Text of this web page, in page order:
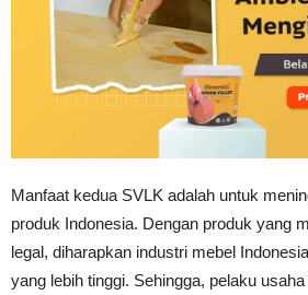
Manfaat kedua SVLK adalah untuk
produk Indonesia. Dengan produk yang
legal, diharapkan industri mebel
yang lebih tinggi. Sehingga, pelaku